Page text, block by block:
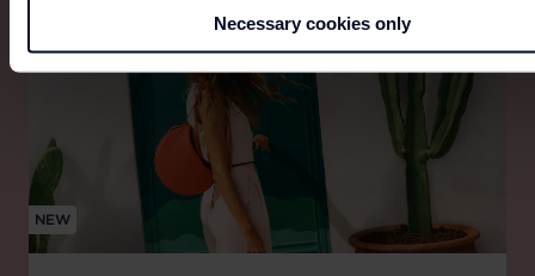
Necessary cookies only
NEW